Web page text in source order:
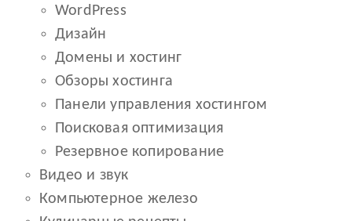
WordPress
Дизайн
Домены и хостинг
Обзоры хостинга
Панели управления хостингом
Поисковая оптимизация
Резервное копирование
Видео и звук
Компьютерное железо